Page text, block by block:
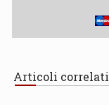
Articoli correlati